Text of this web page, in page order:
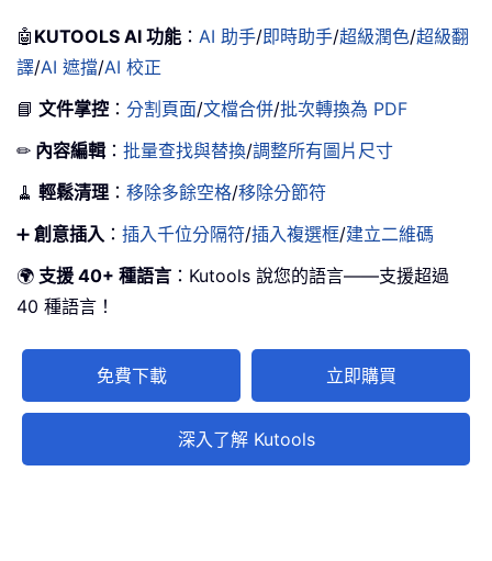
🤖 KUTOOLS AI 功能 ： AI 助手/即時助手/超級潤色/超級翻
譯/AI 遮擋/AI 校正
📘 文件掌控 ： 分割頁面/文檔合併/批次轉換為 PDF
✏ 內容編輯 ： 批量查找與替換/調整所有圖片尺寸
🧹 輕鬆清理 ： 移除多餘空格/移除分節符
➕ 創意插入 ： 插入千位分隔符/插入複選框/建立二維碼
🌍 支援 40+ 種語言 ：Kutools 說您的語言——支援超過
40 種語言！
免費下載 立即購買
深入了解 Kutools